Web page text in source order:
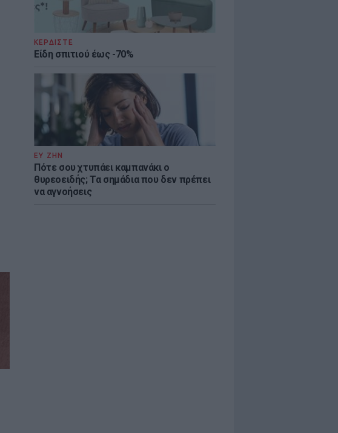
ΚΕΡΔΙΣΤΕ
Είδη σπιτιού έως -70%
ΕΥ ΖΗΝ
Πότε σου χτυπάει καμπανάκι ο
θυρεοειδής; Τα σημάδια που δεν πρέπει
να αγνοήσεις